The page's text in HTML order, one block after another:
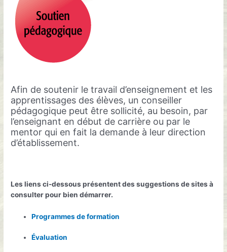
Afin de soutenir le travail d’enseignement et les
apprentissages des élèves, un conseiller
pédagogique peut être sollicité, au besoin, par
l’enseignant en début de carrière ou par le
mentor qui en fait la demande à leur direction
d’établissement.
Les liens ci-dessous présentent des suggestions de sites à
consulter pour bien démarrer.
Programmes de formation
Évaluation